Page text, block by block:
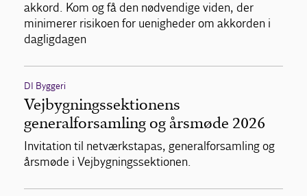
akkord. Kom og få den nødvendige viden, der
minimerer risikoen for uenigheder om akkorden i
dagligdagen
DI Byggeri
Vejbygningssektionens
generalforsamling og årsmøde 2026
Invitation til netværkstapas, generalforsamling og
årsmøde i Vejbygningssektionen.